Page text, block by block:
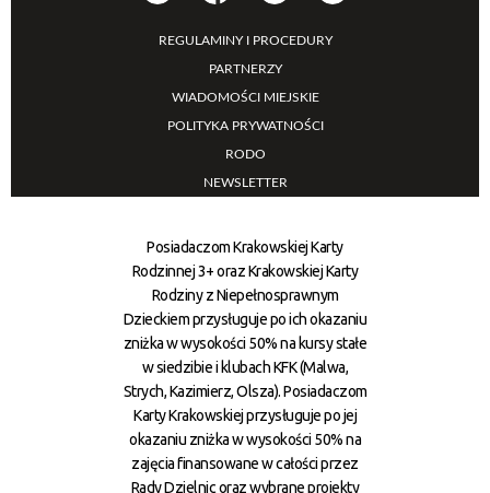
REGULAMINY I PROCEDURY
PARTNERZY
WIADOMOŚCI MIEJSKIE
POLITYKA PRYWATNOŚCI
RODO
NEWSLETTER
Posiadaczom Krakowskiej Karty
Rodzinnej 3+ oraz Krakowskiej Karty
Rodziny z Niepełnosprawnym
Dzieckiem przysługuje po ich okazaniu
zniżka w wysokości 50% na kursy stałe
w siedzibie i klubach KFK (Malwa,
Strych, Kazimierz, Olsza). Posiadaczom
Karty Krakowskiej przysługuje po jej
okazaniu zniżka w wysokości 50% na
zajęcia finansowane w całości przez
Rady Dzielnic oraz wybrane projekty